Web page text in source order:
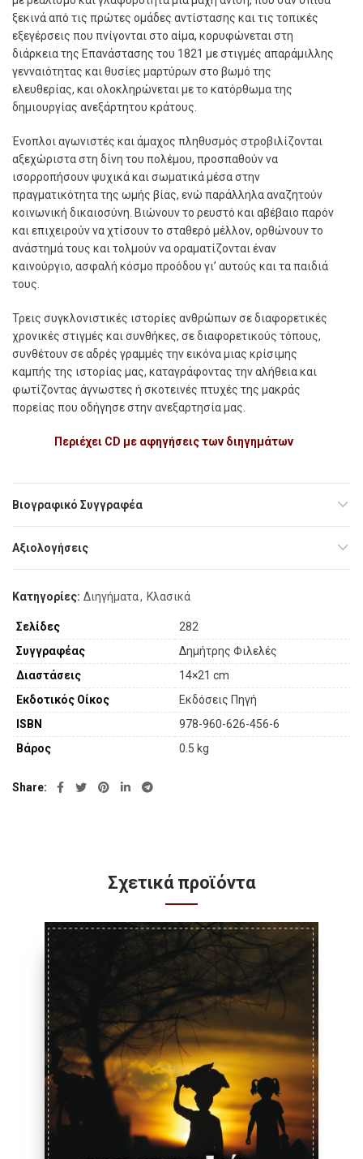
ξεκινά από τις πρώτες ομάδες αντίστασης και τις τοπικές
εξεγέρσεις που πνίγονται στο αίμα, κορυφώνεται στη
διάρκεια της Επανάστασης του 1821 με στιγμές απαράμιλλης
γενναιότητας και θυσίες μαρτύρων στο βωμό της
ελευθερίας, και ολοκληρώνεται με το κατόρθωμα της
δημιουργίας ανεξάρτητου κράτους.
Ένοπλοι αγωνιστές και άμαχος πληθυσμός στροβιλίζονται
αξεχώριστα στη δίνη του πολέμου, προσπαθούν να
ισορροπήσουν ψυχικά και σωματικά μέσα στην
πραγματικότητα της ωμής βίας, ενώ παράλληλα αναζητούν
κοινωνική δικαιοσύνη. Βιώνουν το ρευστό και αβέβαιο παρόν
και επιχειρούν να χτίσουν το σταθερό μέλλον, ορθώνουν το
ανάστημά τους και τολμούν να οραματίζονται έναν
καινούργιο, ασφαλή κόσμο προόδου γι’ αυτούς και τα παιδιά
τους.
Τρεις συγκλονιστικές ιστορίες ανθρώπων σε διαφορετικές
χρονικές στιγμές και συνθήκες, σε διαφορετικούς τόπους,
συνθέτουν σε αδρές γραμμές την εικόνα μιας κρίσιμης
καμπής της ιστορίας μας, καταγράφοντας την αλήθεια και
φωτίζοντας άγνωστες ή σκοτεινές πτυχές της μακράς
πορείας που οδήγησε στην ανεξαρτησία μας.
Περιέχει CD με αφηγήσειςτων διηγημάτων
Βιογραφικό Συγγραφέα
Αξιολογήσεις
Κατηγορίες: Διηγήματα, Κλασικά
Σελίδες
282
Συγγραφέας
Δημήτρης Φιλελές
Διαστάσεις
14×21 cm
Εκδοτικός Οίκος
Εκδόσεις Πηγή
ISBN
978-960-626-456-6
Βάρος
0.5 kg
Share
Σχετικά προϊόντα